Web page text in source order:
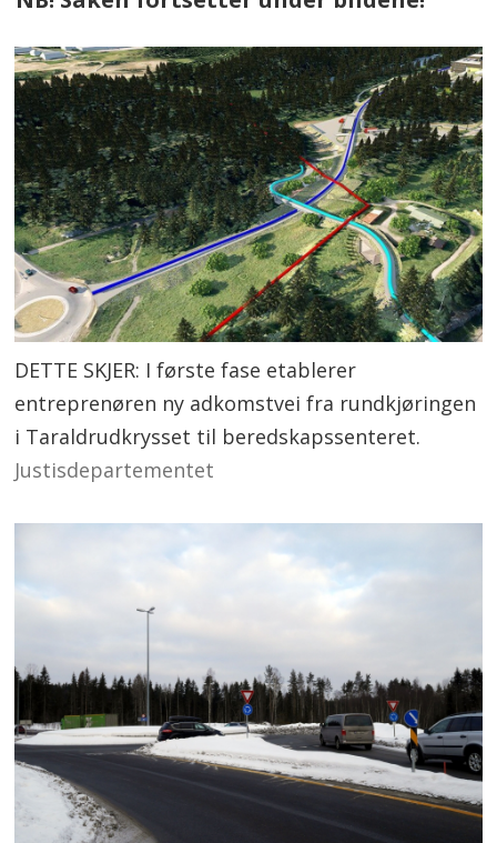
DETTE SKJER: I første fase etablerer
entreprenøren ny adkomstvei fra rundkjøringen
i Taraldrudkrysset til beredskapssenteret.
Justisdepartementet